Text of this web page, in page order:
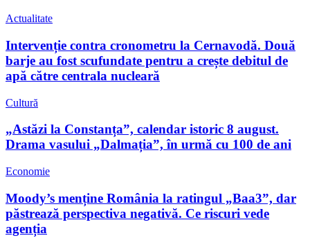
Actualitate
Intervenție contra cronometru la Cernavodă. Două
barje au fost scufundate pentru a crește debitul de
apă către centrala nucleară
Cultură
„Astăzi la Constanța”, calendar istoric 8 august.
Drama vasului „Dalmația”, în urmă cu 100 de ani
Economie
Moody’s menține România la ratingul „Baa3”, dar
păstrează perspectiva negativă. Ce riscuri vede
agenția